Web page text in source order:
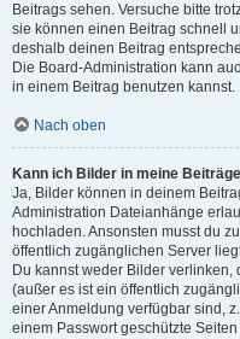
Beitrags sehen. Versuche bitte
sie können einen Beitrag schnell
deshalb deinen Beitrag
Die Board-Administration kann
in einem Beitrag benutzen kannst.
Nach oben
Kann ich Bilder in meine
Ja, Bilder können in deinem
Administration Dateianhänge
hochladen. Ansonsten musst du
öffentlich zugänglichen Server
Du kannst weder Bilder
(außer es ist ein öffentlich
einer Anmeldung verfügbar sind,
einem Passwort geschützte